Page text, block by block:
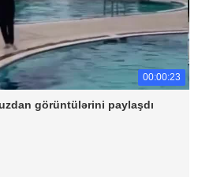
00:00:23
görüntülərini paylaşdı